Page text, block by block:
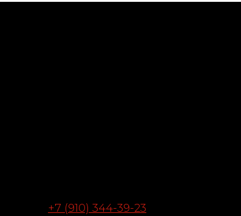
+7 (910) 344-39-23